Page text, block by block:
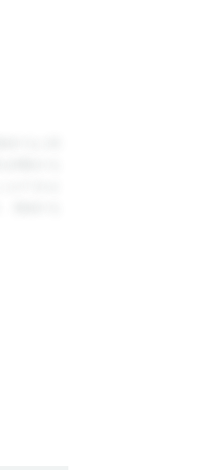
すると回
閲覧する
ができま
登録する